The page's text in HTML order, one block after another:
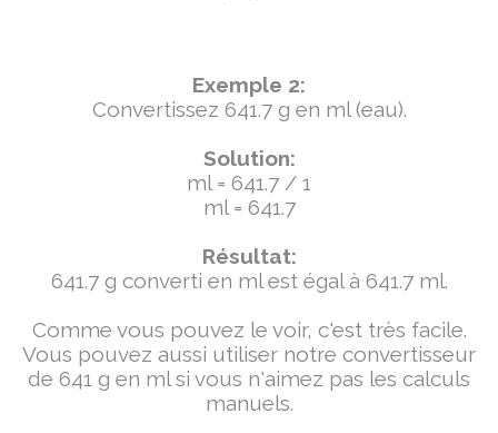
Exemple 2:
Convertissez 641.7 g en ml (eau).
Solution:
ml = 641.7 / 1
ml = 641.7
Résultat:
641.7 g converti en ml est égal à 641.7 ml.
Comme vous pouvez le voir, c'est très facile.
Vous pouvez aussi utiliser notre convertisseur
de 641 g en ml si vous n'aimez pas les calculs
manuels.